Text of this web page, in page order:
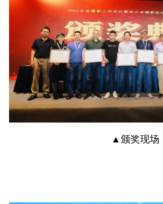
▲颁奖现场